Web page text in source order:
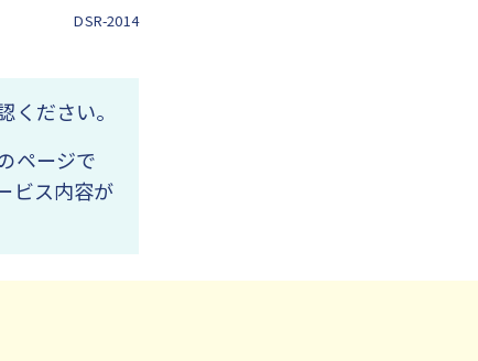
DSR-2014
ください。
ページで
ビス内容が